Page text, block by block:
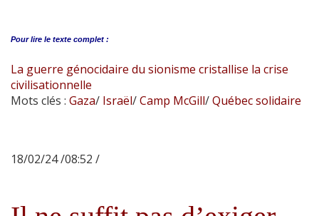
Pour lire le texte complet :
La guerre génocidaire du sionisme cristallise la crise
civilisationnelle
Mots clés : Gaza/ Israël/Camp McGill/Québec solidaire
18/02/24 /08:52 /